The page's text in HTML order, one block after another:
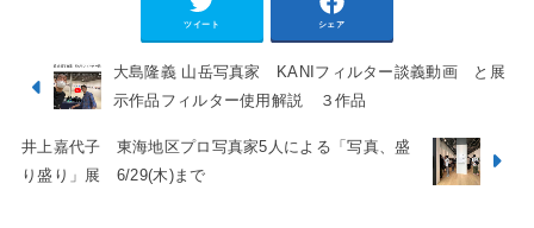
ツイート シェア
大島隆義 山岳写真家 KANIフィルター談義動画 と展
示作品フィルター使用解説 ３作品
井上嘉代子 東海地区プロ写真家5人による「写真、盛
り盛り」展 6/29(木)まで